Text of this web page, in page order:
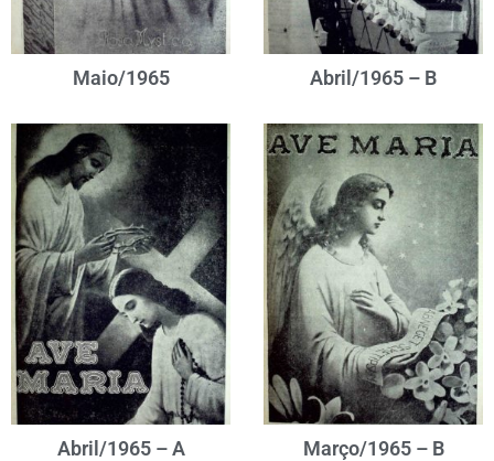
Maio/1965 Abril/1965 – B
Abril/1965 – A Março/1965 – B